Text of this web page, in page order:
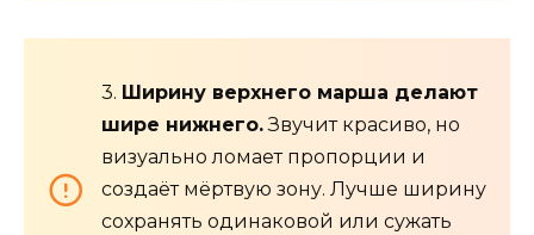
3. Ширину верхнего марша делают
шире нижнего.Звучит красиво, но
визуально ломает пропорции и
создаёт мёртвую зону. Лучше ширину
сохранять одинаковой или сужать